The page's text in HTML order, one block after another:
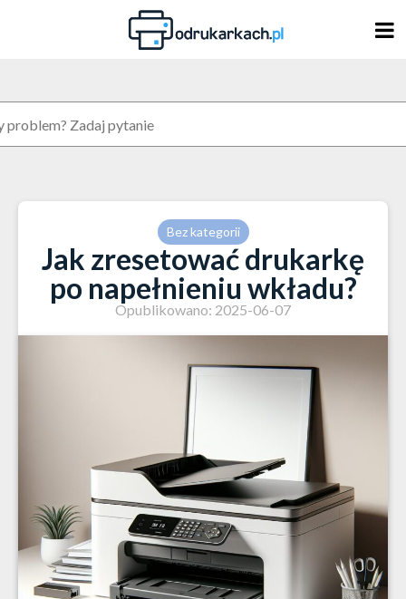
Bez kategorii
Jak zresetować drukarkę
po napełnieniu wkładu?
Opublikowano: 2025-06-07